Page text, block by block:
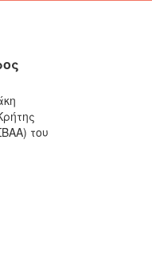
του